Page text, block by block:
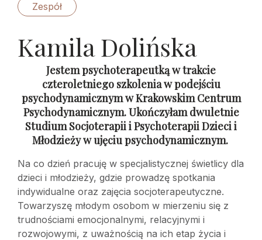
Zespół
Kamila Dolińska
Jestem psychoterapeutką w trakcie
czteroletniego szkolenia w podejściu
psychodynamicznym w Krakowskim Centrum
Psychodynamicznym. Ukończyłam dwuletnie
Studium Socjoterapii i Psychoterapii Dzieci i
Młodzieży w ujęciu psychodynamicznym.
Na co dzień pracuję w specjalistycznej świetlicy dla
dzieci i młodzieży, gdzie prowadzę spotkania
indywidualne oraz zajęcia socjoterapeutyczne.
Towarzyszę młodym osobom w mierzeniu się z
trudnościami emocjonalnymi, relacyjnymi i
rozwojowymi, z uważnością na ich etap życia i